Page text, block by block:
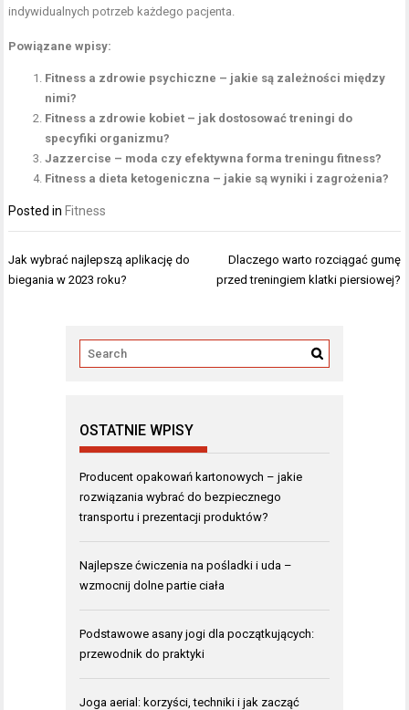
indywidualnych potrzeb każdego pacjenta.
Powiązane wpisy:
Fitness a zdrowie psychiczne – jakie są zależności między
nimi?
Fitness a zdrowie kobiet – jak dostosować treningi do
specyfiki organizmu?
Jazzercise – moda czy efektywna forma treningu fitness?
Fitness a dieta ketogeniczna – jakie są wyniki i zagrożenia?
Posted in Fitness
Nawigacja
wpisu
Jak wybrać najlepszą aplikację do
biegania w 2023 roku?
Dlaczego warto rozciągać gumę
przed treningiem klatki piersiowej?
OSTATNIE WPISY
Producent opakowań kartonowych – jakie
rozwiązania wybrać do bezpiecznego
transportu i prezentacji produktów?
Najlepsze ćwiczenia na pośladki i uda –
wzmocnij dolne partie ciała
Podstawowe asany jogi dla początkujących:
przewodnik do praktyki
Joga aerial: korzyści, techniki i jak zacząć